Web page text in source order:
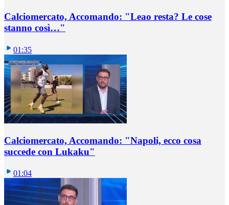
Calciomercato, Accomando: "Leao resta? Le cose
stanno così…"
01:35
Calciomercato, Accomando: "Napoli, ecco cosa
succede con Lukaku"
01:04